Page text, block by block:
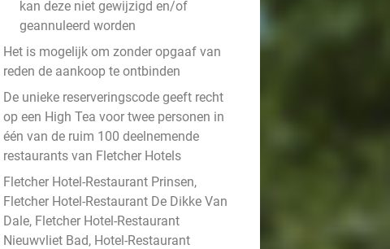
kan deze niet gewijzigd en/of
geannuleerd worden
Het is mogelijk om zonder opgaaf van
reden de aankoop te ontbinden
De unieke reserveringscode geeft recht
op een High Tea voor twee personen in
één van de ruim 100 deelnemende
restaurants van Fletcher Hotels
Fletcher Hotel-Restaurant Prinsen,
Fletcher Hotel-Restaurant De Dikke Van
Dale, Fletcher Hotel-Restaurant
Nieuwvliet Bad, Hotel-Restaurant